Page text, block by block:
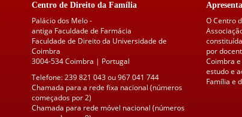
Centro de Direito da Família
Palácio dos Melo -
antiga Faculdade de Farmácia
Faculdade de Direito da Universidade de
Coimbra
3004-534 Coimbra | Portugal
Telefone: 239 821 043 ou 967 041 744
Chamada para a rede fixa nacional (números
começados por 2)
Chamada para rede móvel nacional (números
O Centro
por
Coimbra
estudo e
Família e